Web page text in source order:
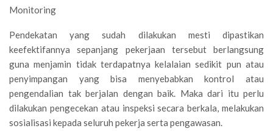
Monitoring
Pendekatan yang sudah dilakukan mesti dipastikan
keefektifannya sepanjang pekerjaan tersebut berlangsung
guna menjamin tidak terdapatnya kelalaian sedikit pun atau
penyimpangan yang bisa menyebabkan kontrol atau
pengendalian tak berjalan dengan baik. Maka dari itu perlu
dilakukan pengecekan atau inspeksi secara berkala, melakukan
sosialisasi kepada seluruh pekerja serta pengawasan.